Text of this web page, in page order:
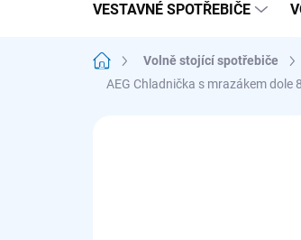
VESTAVNÉ SPOTŘEBIČE
Domů Volně stojící spotřebiče
AEG Chladnička s mrazákem dole